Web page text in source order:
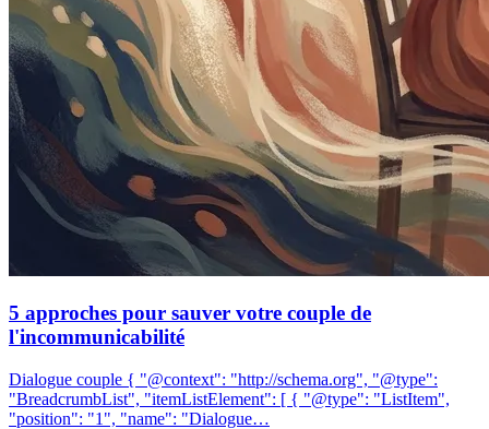
5 approches pour sauver votre couple de
l'incommunicabilité
Dialogue couple { "@context": "http://schema.org", "@type":
"BreadcrumbList", "itemListElement": [ { "@type": "ListItem",
"position": "1", "name": "Dialogue…